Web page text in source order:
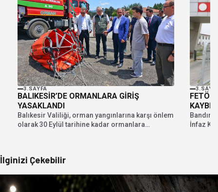
3.SAYFA
BALIKESİR’DE ORMANLARA GİRİŞ
YASAKLANDI
Balıkesir Valiliği, orman yangınlarına karşı önlem
olarak 30 Eylül tarihine kadar ormanlara
FETÖ
İnfaz
İlginizi Çekebilir